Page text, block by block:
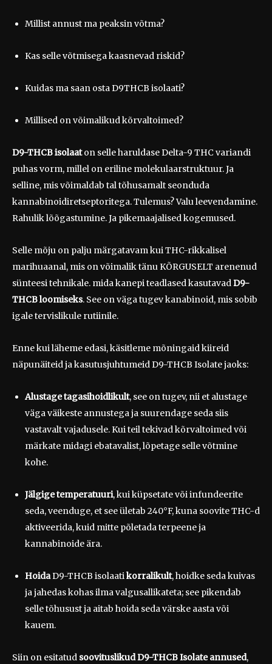
Millist annust ma peaksin võtma?
Kas selle võtmisega kaasnevad riskid?
Kuidas ma saan osta D9THCB isolaati?
Millised on võimalikud kõrvaltoimed?
D9-THCB isolaaton selle haruldase Delta-9 THC variandi
puhas vorm, millel on eriline molekulaarstruktuur. Ja
selline, mis võimaldab tal tõhusamalt seonduda
kannabinoidiretseptoritega. Tulemus? Valu leevendamine.
Rahulik lõõgastumine. Ja pikemaajalised kogemused.
Selle mõju on palju märgatavam kui THC-rikkalisel
marihuaanal, mis on võimalik tänu KÕRGUSELT arenenud
sünteesi tehnikale. mida kanepi teadlased kasutavadD9-
THCB loomiseks. See on väga tugev kanabinoid, mis sobib
igale tervislikule rutiinile.
Enne kui läheme edasi, käsitleme mõningaid kiireid
näpunäiteid ja kasutusjuhtumeid D9-THCB Isolate jaoks:
Alustage tagasihoidlikult, see on tugev, nii et alustage
väga väikeste annustega ja suurendage seda siis
vastavalt vajadusele. Kui teil tekivad kõrvaltoimed või
märkate midagi ebatavalist, lõpetage selle võtmine
kohe.
Jälgige temperatuuri, kui küpsetate või infundeerite
seda, veenduge, et see ületab 240°F, kuna soovite THC-d
aktiveerida, kuid mitte põletada terpeene ja
kannabinoide ära.
HoidaD9-THCB isolaatikorralikult, hoidke seda kuivas
ja jahedas kohas ilma valgusallikateta; see pikendab
selle tõhusust ja aitab hoida seda värske aasta või
kauem.
Siin on esitatud soovituslikud D9-THCB Isolate annused,